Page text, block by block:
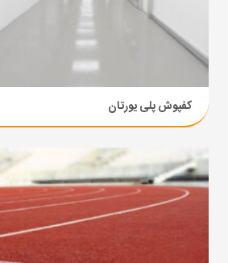
کفپوش پلی یورتان